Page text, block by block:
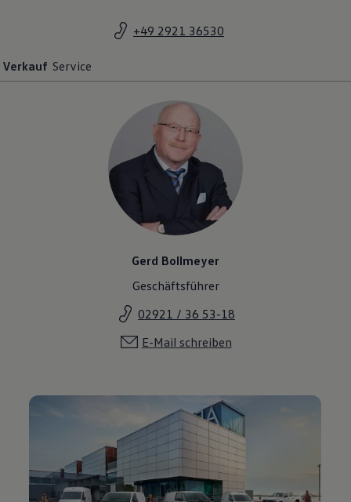
+49 2921 36530
Verkauf Service
Gerd Bollmeyer
Geschäftsführer
02921 / 36 53-18
E-Mail schreiben